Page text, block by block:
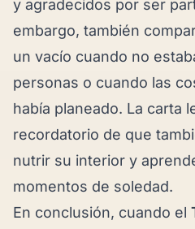
y agradecidos por ser
embargo, también
un vacío cuando no
personas o cuando las
había planeado. La carta
recordatorio de que
nutrir su interior y
momentos de soledad.
En conclusión, cuando el